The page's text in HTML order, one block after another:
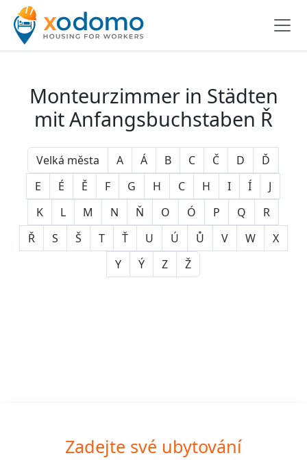
Monteurzimmer in Städten
mit Anfangsbuchstaben Ř
Velká města A Á B C Č D
Ď
E
É Ě F G H C H I Í
J
K
L M N Ň O Ó P Q
R
Ř
S Š T Ť U Ú Ů V W
X
Y
Ý Z Ž
Zadejte své ubytování